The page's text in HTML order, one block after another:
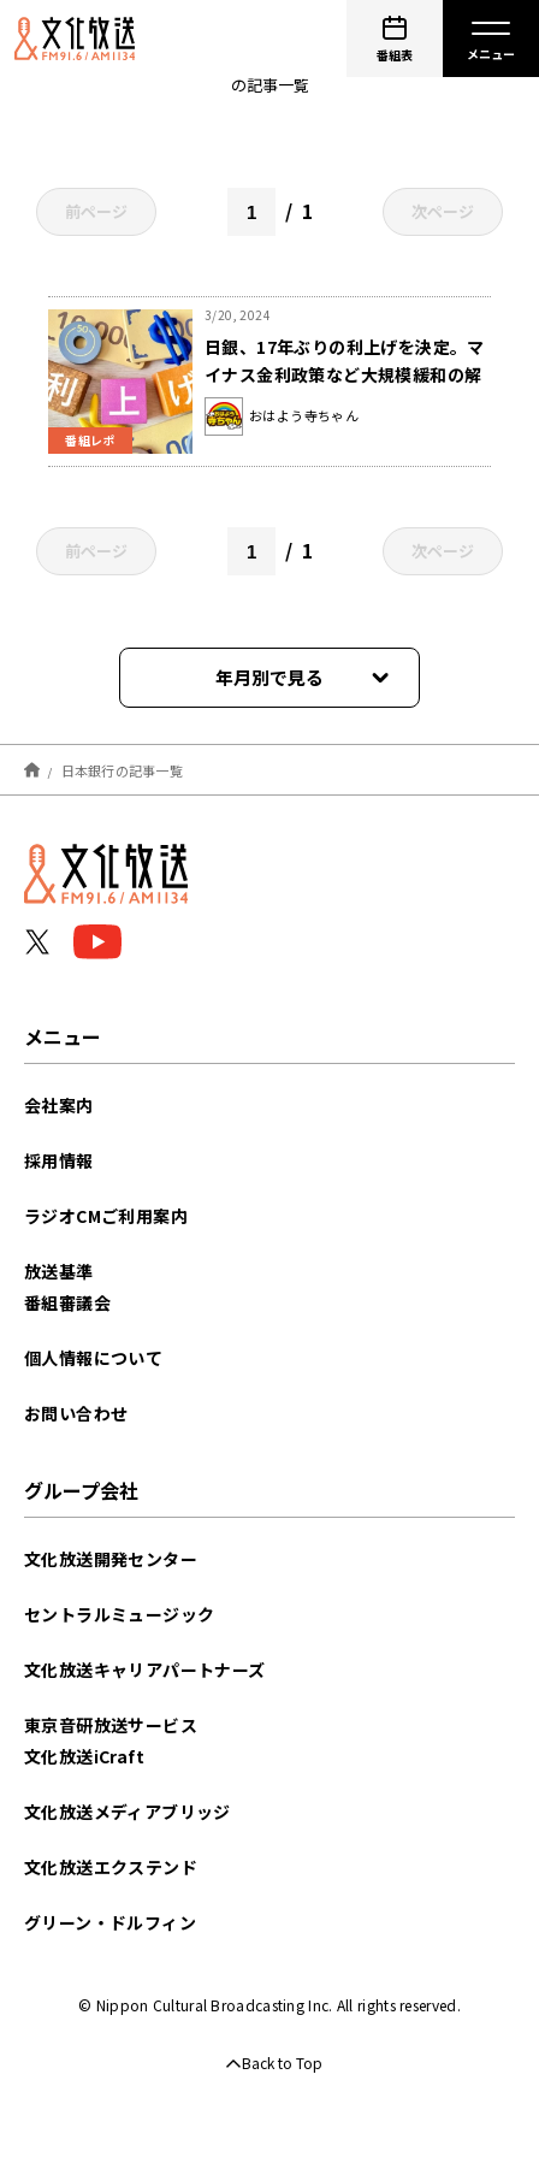
番組表
の記事一覧
前ページ 1 次ページ
番組レポ
3/20, 2024
日銀、17年ぶりの利上げを決定。マ
イナス金利政策など大規模緩和の解
除へ。
おはよう寺ちゃん
前ページ 1 次ページ
年月別で見る
2025年03月
2024年08月
2024年07月
日本銀行の記事一覧
メニュー
会社案内
採用情報
ラジオCMご利用案内
放送基準
番組審議会
個人情報について
お問い合わせ
グループ会社
文化放送開発センター
セントラルミュージック
文化放送キャリアパートナーズ
東京音研放送サービス
文化放送iCraft
文化放送メディアブリッジ
文化放送エクステンド
グリーン・ドルフィン
© Nippon Cultural Broadcasting Inc. All rights reserved.
Back to Top